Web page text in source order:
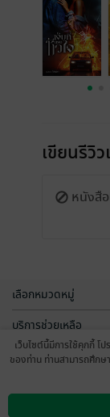
เขียนรีวิ
หนังสือ
เลือกหมวดหมู่
บริการช่วยเหลือ
เกี่ยวกับเรา
เว็บไซต์นี้มีการใช้คุกกี้ โ
ของท่าน ท่านสามารถศึก